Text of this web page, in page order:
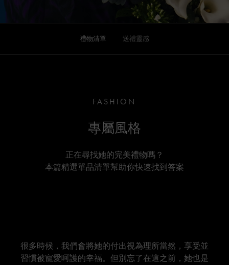
禮物清單 送禮靈感
FASHION
專屬風格
正在尋找她的完美禮物嗎？
本篇精選單品清單幫助你快速找到答案
很多時候，我們會將她的付出視為理所當然，享受並
習慣被寵愛呵護的幸福。但別忘了在這之前，她也是